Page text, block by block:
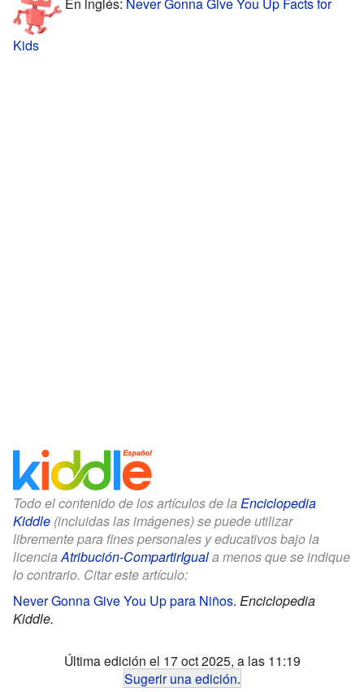
Kids
Todo el contenido de los artículos de la Enciclopedia
Kiddle (incluidas las imágenes) se puede utilizar
libremente para fines personales y educativos bajo la
licenciaAtribución-CompartirIguala menos que se indique
lo contrario. Citar este artículo:
Never Gonna Give You Up para Niños. Enciclopedia
Kiddle.
Última edición el 17 oct 2025, a las 11:19
Sugerir una edición.